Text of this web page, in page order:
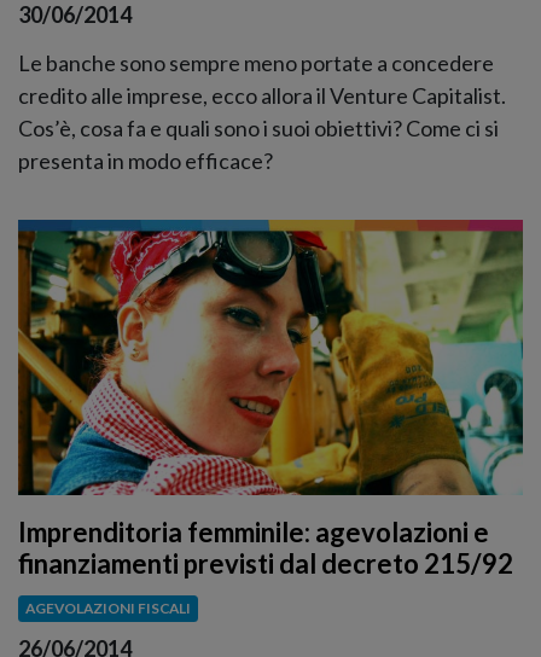
30/06/2014
Le banche sono sempre meno portate a concedere
credito alle imprese, ecco allora il Venture Capitalist.
Cos’è, cosa fa e quali sono i suoi obiettivi? Come ci si
presenta in modo efficace?
Imprenditoria femminile: agevolazioni e
finanziamenti previsti dal decreto 215/92
AGEVOLAZIONI FISCALI
26/06/2014